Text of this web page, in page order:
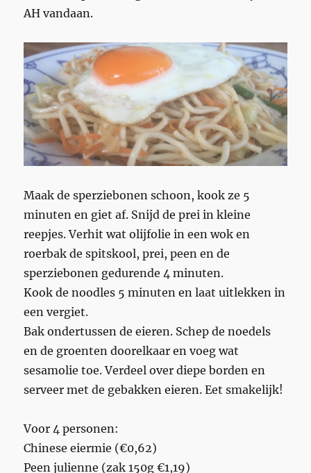
AH vandaan.
Maak de sperziebonen schoon, kook ze 5
minuten en giet af. Snijd de prei in kleine
reepjes. Verhit wat olijfolie in een wok en
roerbak de spitskool, prei, peen en de
sperziebonen gedurende 4 minuten.
Kook de noodles 5 minuten en laat uitlekken in
een vergiet.
Bak ondertussen de eieren. Schep de noedels
en de groenten doorelkaar en voeg wat
sesamolie toe. Verdeel over diepe borden en
serveer met de gebakken eieren. Eet smakelijk!
Voor 4 personen:
Chinese eiermie (€0,62)
Peen julienne (zak 150g €1,19)